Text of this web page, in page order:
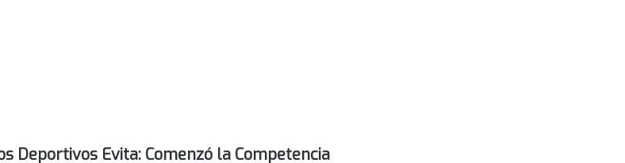
Deportivos Evita: Comenzó la Competencia